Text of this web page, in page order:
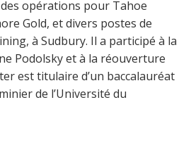
opérations pour Tahoe
Gold, et divers postes de
à Sudbury. Il a participé à la
Podolsky et à la réouverture
est titulaire d’un baccalauréat
de l’Université du